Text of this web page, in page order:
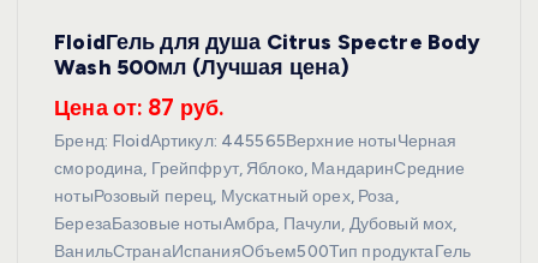
FloidГель для душа Citrus Spectre Body
Wash 500мл (Лучшая цена)
Цена от: 87 руб.
Бренд: FloidАртикул: 445565Верхние нотыЧерная
смородина, Грейпфрут, Яблоко, МандаринСредние
нотыРозовый перец, Мускатный орех, Роза,
БерезаБазовые нотыАмбра, Пачули, Дубовый мох,
ВанильСтранаИспанияОбъем500Тип продуктаГель